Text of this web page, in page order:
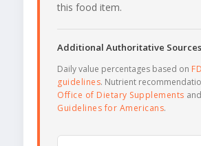
this food item.
Additional Authoritative
Daily value percentages based on
guidelines. Nutrient
Office of Dietary Supplements and
Guidelines for Americans.